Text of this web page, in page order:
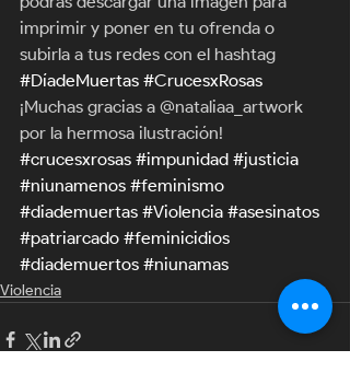
imprimir y poner en tu ofrenda o
subirla a tus redes con el hashtag
#DíadeMuertas #CrucesxRosas
¡Muchas gracias a @nataliaa_artwork
por la hermosa ilustración!
#crucesxrosas #impunidad #justicia
#niunamenos #feminismo
#diademuertas #Violencia #asesinatos
#patriarcado #feminicidios
#diademuertos #niunamas
Violencia